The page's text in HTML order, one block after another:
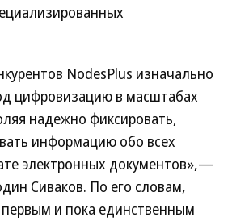
NodesPlus изначально
цифровизацию в масштабах
надежно фиксировать,
информацию обо всех
электронных документов»,—
Сиваков. По его словам,
и пока единственным